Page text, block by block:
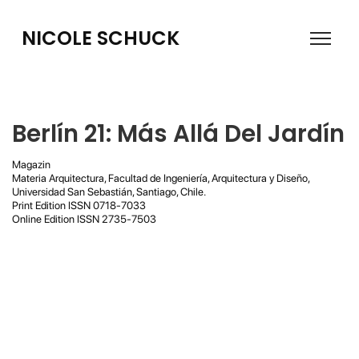
NICOLE SCHUCK
Berlín 21: Más Allá Del Jardín
Magazin
Materia Arquitectura, Facultad de Ingeniería, Arquitectura y Diseño,
Universidad San Sebastián, Santiago, Chile.
Print Edition ISSN 0718-7033
Online Edition ISSN 2735-7503